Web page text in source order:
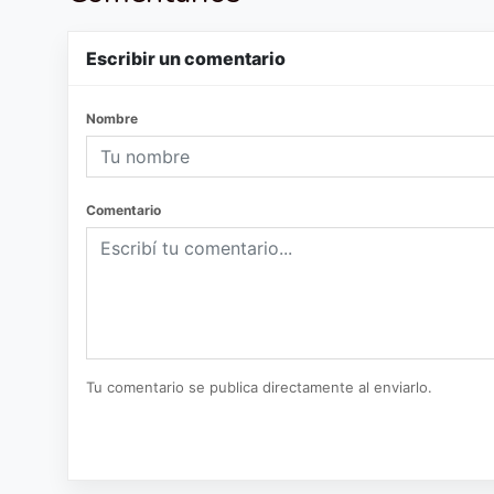
Escribir un comentario
Nombre
Comentario
Tu comentario se publica directamente al enviarlo.